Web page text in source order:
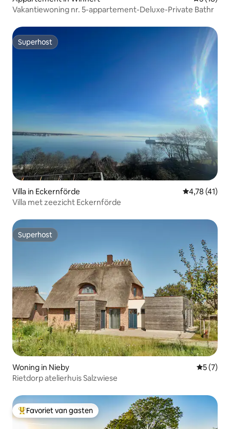
Vakantiewoning nr. 5-appartement-Deluxe-Private Bathr
Superhost
Superhost
Villa in Eckernförde Gemiddelde
4,78 (41)
Villa met zeezicht Eckernförde
Superhost
Superhost
Woning in Nieby
5 (7)
Rietdorp atelierhuis Salzwiese
Topfavoriet van gasten
Favoriet van gasten